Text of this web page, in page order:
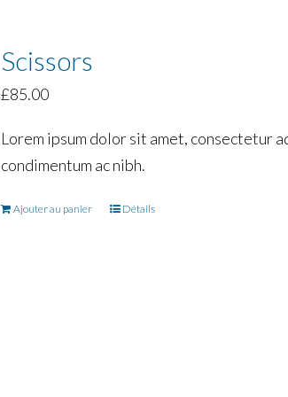
Scissors
£85.00
Lorem ipsum dolor sit amet, consectetur
condimentum ac nibh.
Ajouter au panier Détails